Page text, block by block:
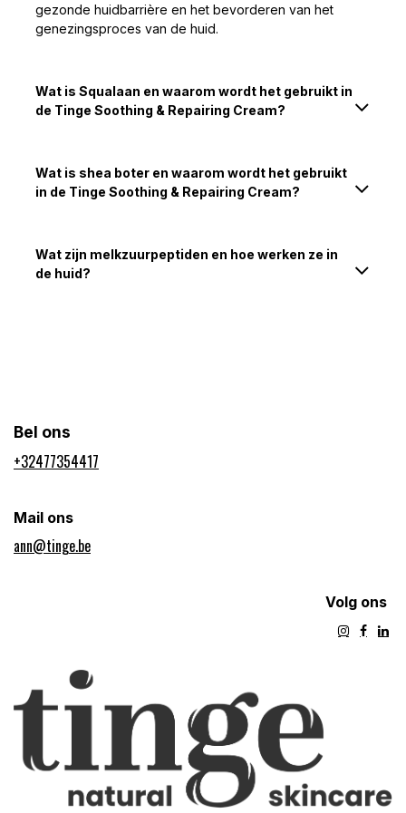
gezonde huidbarrière en het bevorderen van het
genezingsproces van de huid.
Wat is Squalaan en waarom wordt het gebruikt in
de Tinge Soothing & Repairing Cream?
Wat is shea boter en waarom wordt het gebruikt
in de Tinge Soothing & Repairing Cream?
Wat zijn melkzuurpeptiden en hoe werken ze in
de huid?
Bel ons
+32477354417​
Mail ons
ann@tinge.be
Volg ons